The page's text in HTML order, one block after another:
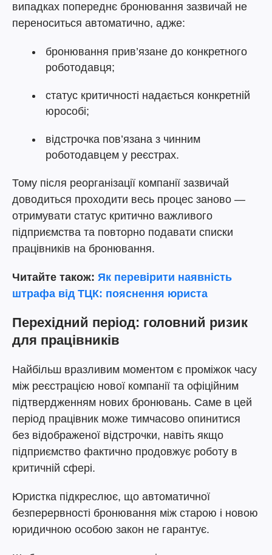
випадках попереднє бронювання зазвичай не
переноситься автоматично, адже:
бронювання прив’язане до конкретного
роботодавця;
статус критичності надається конкретній
юрособі;
відстрочка пов’язана з чинним
роботодавцем у реєстрах.
Тому після реорганізації компанії зазвичай
доводиться проходити весь процес заново —
отримувати статус критично важливого
підприємства та повторно подавати списки
працівників на бронювання.
Читайте також: Як перевірити наявність
штрафа від ТЦК: пояснення юриста
Перехідний період: головний ризик
для працівників
Найбільш вразливим моментом є проміжок часу
між реєстрацією нової компанії та офіційним
підтвердженням нових бронювань. Саме в цей
період працівник може тимчасово опинитися
без відображеної відстрочки, навіть якщо
підприємство фактично продовжує роботу в
критичній сфері.
Юристка підкреслює, що автоматичної
безперервності бронювання між старою і новою
юридичною особою закон не гарантує.